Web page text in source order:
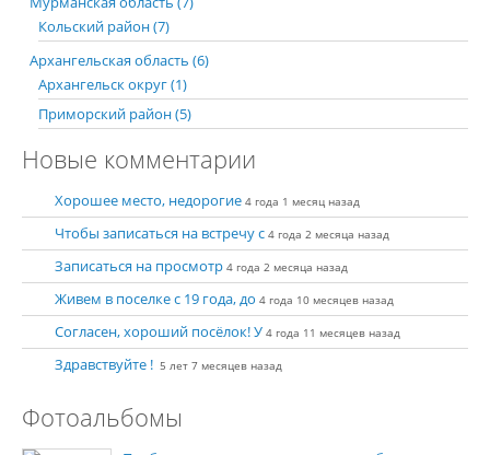
Кольский район (7)
Архангельская область (6)
Архангельск округ (1)
Приморский район (5)
Новые комментарии
Хорошее место, недорогие 4 года 1 месяц назад
Чтобы записаться на встречу с 4 года 2 месяца назад
Записаться на просмотр 4 года 2 месяца назад
Живем в поселке с 19 года, до 4 года 10 месяцев назад
Согласен, хороший посёлок! У 4 года 11 месяцев назад
Здравствуйте ! 5 лет 7 месяцев назад
Фотоальбомы